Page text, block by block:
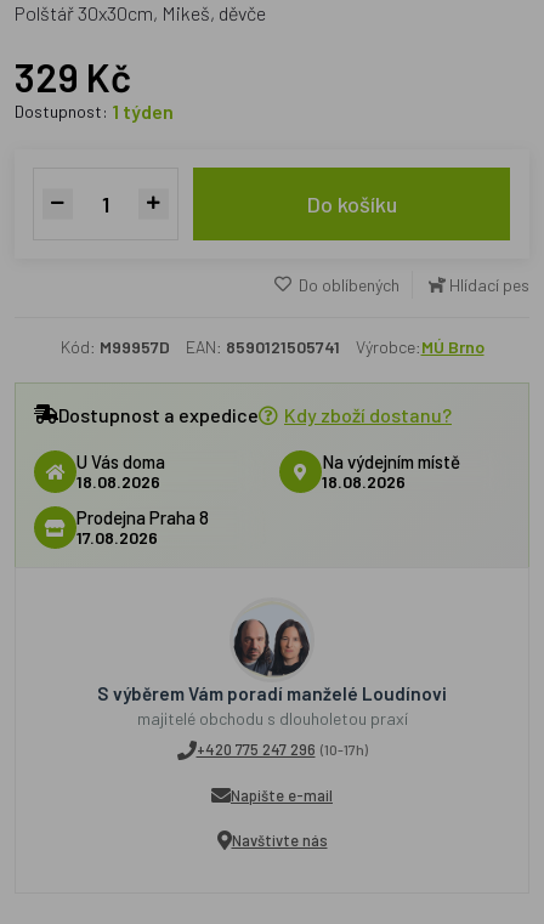
Polštář 30x30cm, Mikeš, děvče
329 Kč
Dostupnost: 1 týden
Do košíku
Do oblíbených Hlídací pes
Kód: M99957D EAN: 8590121505741 Výrobce:MÚ Brno
Dostupnost a expedice Kdy zboží dostanu?
U Vás doma
18.08.2026
Na výdejním místě
18.08.2026
Prodejna Praha 8
17.08.2026
S výběrem Vám poradí manželé Loudínovi
majitelé obchodu s dlouholetou praxí
+420 775 247 296 (10-17h)
Napište e-mail
Navštivte nás